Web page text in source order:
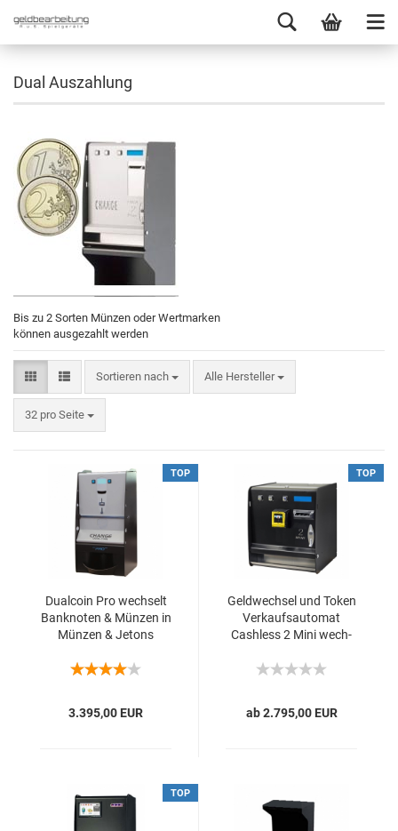
Dual Auszahlung
Bis zu 2 Sorten Münzen oder Wertmarken
können ausgezahlt werden
Sortieren nach Alle Hersteller
32 pro Seite
TOP
Dual­coin Pro wech­selt
Bank­no­ten & Mün­zen in
Mün­zen & Je­tons
3.395,00 EUR
TOP
Geld­wech­sel und Token
Ver­kaufs­au­to­mat
Cash­less 2 Mini wech­
zen in Mün­zen & Je­tons
ab 2.795,00 EUR
TOP